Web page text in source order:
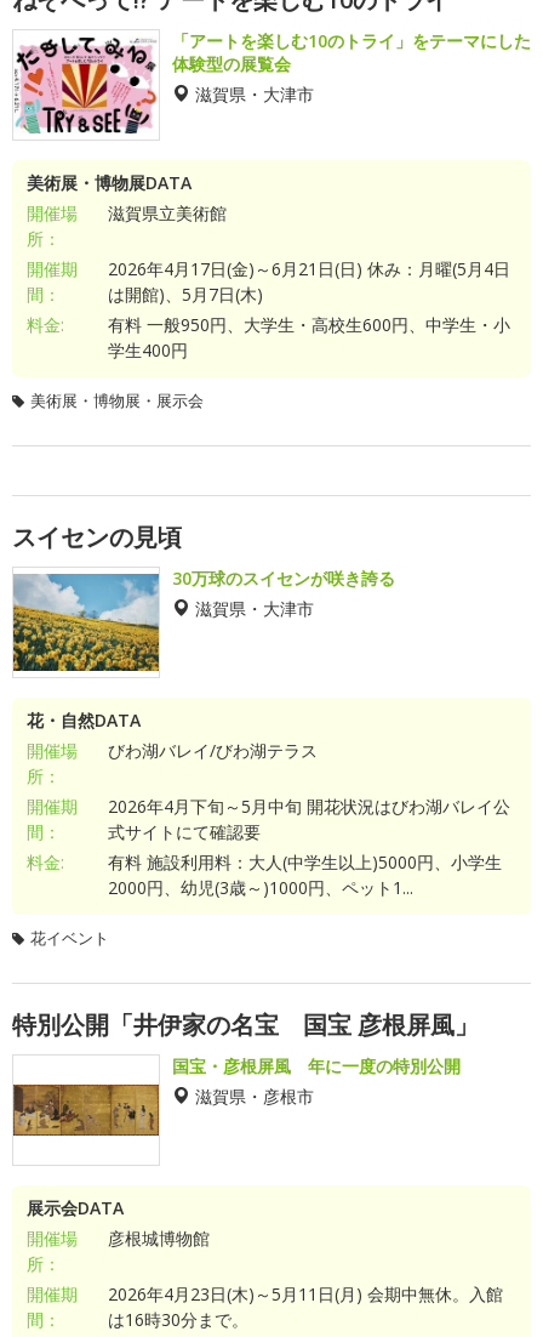
「アートを楽しむ10のトライ」をテーマにした
体験型の展覧会
滋賀県・大津市
美術展・博物展DATA
開催場
所：
滋賀県立美術館
開催期
間：
2026年4月17日(金)～6月21日(日) 休み：月曜(5月4日
は開館)、5月7日(木)
料金:
有料 一般950円、大学生・高校生600円、中学生・小
学生400円
美術展・博物展・展示会
スイセンの見頃
30万球のスイセンが咲き誇る
滋賀県・大津市
花・自然DATA
開催場
所：
びわ湖バレイ/びわ湖テラス
開催期
間：
2026年4月下旬～5月中旬 開花状況はびわ湖バレイ公
式サイトにて確認要
料金:
有料 施設利用料：大人(中学生以上)5000円、小学生
2000円、幼児(3歳～)1000円、ペット1...
花イベント
特別公開「井伊家の名宝 国宝 彦根屏風」
国宝・彦根屏風 年に一度の特別公開
滋賀県・彦根市
展示会DATA
開催場
所：
彦根城博物館
開催期
間：
2026年4月23日(木)～5月11日(月) 会期中無休。入館
は16時30分まで。